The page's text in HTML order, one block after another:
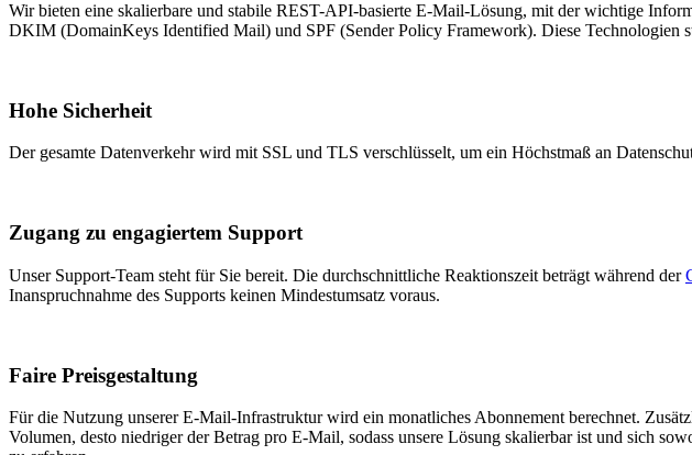
Wir bieten eine skalierbare und stabile REST-API-basierte E-Mail-Lösung, mit der wichtige
DKIM (DomainKeys Identified Mail) und SPF (Sender Policy Framework). Diese Technologien
Hohe Sicherheit
Der gesamte Datenverkehr wird mit SSL und TLS verschlüsselt, um ein Höchstmaß an
Zugang zu engagiertem Support
Unser Support-Team steht für Sie bereit. Die durchschnittliche Reaktionszeit beträgt während der
Inanspruchnahme des Supports keinen Mindestumsatz voraus.
Faire Preisgestaltung
Für die Nutzung unserer E-Mail-Infrastruktur wird ein monatliches Abonnement berechnet.
Volumen, desto niedriger der Betrag pro E-Mail, sodass unsere Lösung skalierbar ist und sich